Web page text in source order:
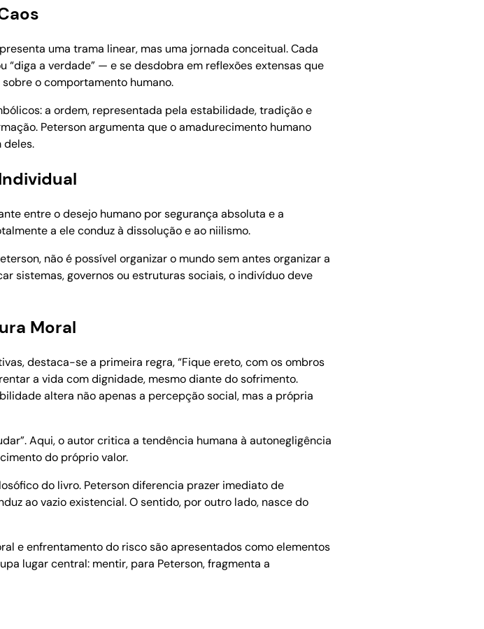
uma trama linear, mas uma jornada conceitual. Cada
a verdade” — e se desdobra em reflexões extensas que
o comportamento humano.
a ordem, representada pela estabilidade, tradição e
Peterson argumenta que o amadurecimento humano
deles.
entre o desejo humano por segurança absoluta e a
a ele conduz à dissolução e ao niilismo.
não é possível organizar o mundo sem antes organizar a
sistemas, governos ou estruturas sociais, o indivíduo deve
Moral
destaca-se a primeira regra, “Fique ereto, com os ombros
a vida com dignidade, mesmo diante do sofrimento.
altera não apenas a percepção social, mas a própria
Aqui, o autor critica a tendência humana à autonegligência
do próprio valor.
do livro. Peterson diferencia prazer imediato de
ao vazio existencial. O sentido, por outro lado, nasce do
e enfrentamento do risco são apresentados como elementos
lugar central: mentir, para Peterson, fragmenta a